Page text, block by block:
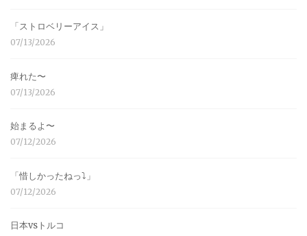
「ストロベリーアイス」
07/13/2026
痺れた〜
07/13/2026
始まるよ〜
07/12/2026
「惜しかったねっ⤵︎」
07/12/2026
日本vsトルコ